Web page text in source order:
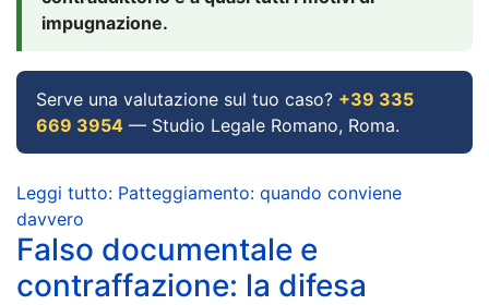
impugnazione.
Serve una valutazione sul tuo caso? +39 335
669 3954 — Studio Legale Romano, Roma.
Leggi tutto: Patteggiamento: quando conviene
davvero
Falso documentale e
contraffazione: la difesa